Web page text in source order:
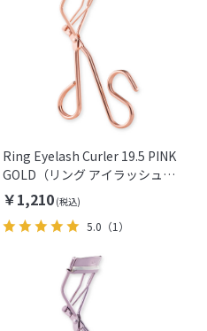
Ring Eyelash Curler 19.5 PINK
GOLD（リング アイラッシュカ
ーラー/ピンクゴールド）
￥1,210
5.0 （1）